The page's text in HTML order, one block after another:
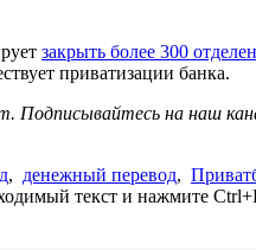
закрыть более 300
приватизации банка.
Подписывайтесь на наш
, денежный перевод,
текст и нажмите